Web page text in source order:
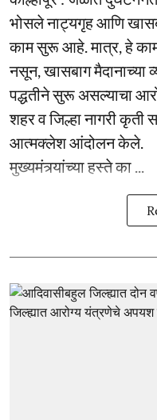
भोसले नाट्यगृह आणि
काम सुरू आहे. मात्र, हे
नसून, खासबाग मैदानाच्या
पद्धतीने सुरू असल्याचा
शहर व जिल्हा नागरी कृती
आत्मक्लेश आंदोलन केले.
मुख्यमंत्र्यांच्या हस्ते का ...